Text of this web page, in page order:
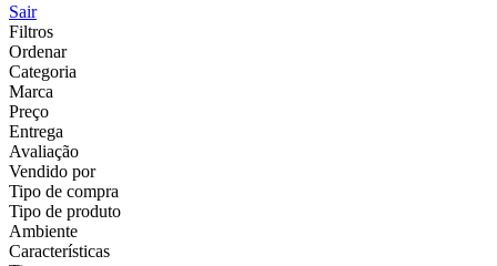
Sair
Filtros
Ordenar
Categoria
Marca
Preço
Entrega
Avaliação
Vendido por
Tipo de compra
Tipo de produto
Ambiente
Características